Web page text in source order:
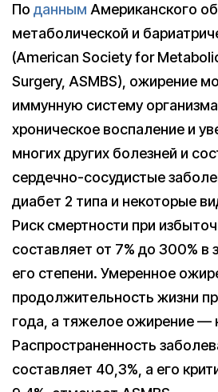
По данным Американского
метаболической и
(American Society for
Surgery, ASMBS), ожирение
иммунную систему
хроническое воспаление и
многих других болезней и
сердечно-сосудистые
диабет 2 типа и некоторые
Риск смертности при
составляет от 7% до 300% в
его степени. Умеренное
продолжительность жизни
года, а тяжелое ожирение —
Распространенность
составляет 40,3%, а его